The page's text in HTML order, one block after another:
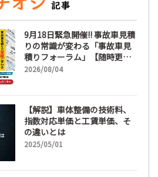
9月18日緊急開催!! 事故車見積
りの常識が変わる「事故車見
積りフォーラム」【随時更
新】
2026/08/04
【解説】車体整備の技術料、
指数対応単価と工賃単価、そ
の違いとは
2025/05/01